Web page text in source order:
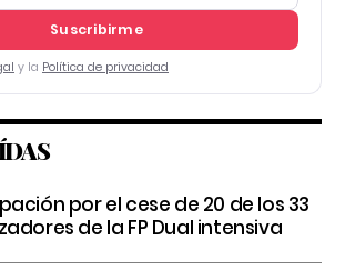
Suscribirme
y la Política de privacidad
por el cese de 20 de los 33
de la FP Dual intensiva